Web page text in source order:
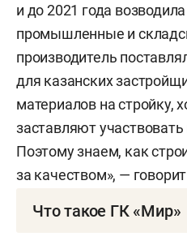
и до 2021 года
промышленные и
производитель
для казанских
материалов на стройку,
заставляют
Поэтому знаем, как
за качеством», —
Что такое ГК «Мир»